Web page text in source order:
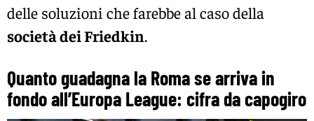
delle soluzioni che farebbe al caso della
società dei Friedkin.
Quanto guadagna la Roma se arriva in
fondo all’Europa League: cifra da capogiro